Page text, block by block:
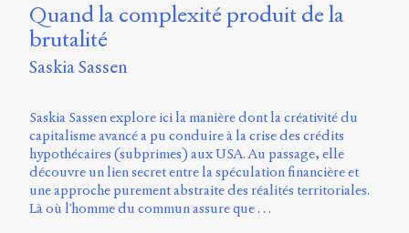
Quand la complexité produit de la
brutalité
Saskia Sassen
Saskia Sassen explore ici la manière dont la créativité du
capitalisme avancé a pu conduire à la crise des crédits
hypothécaires (subprimes) aux USA. Au passage, elle
découvre un lien secret entre la spéculation financière et
une approche purement abstraite des réalités territoriales.
Là où l'homme du commun assure que …